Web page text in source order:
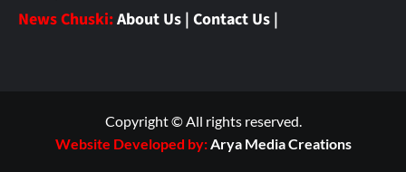
News Chuski:About Us | Contact Us |
Copyright © All rights reserved.
Website Developed by:Arya Media Creations